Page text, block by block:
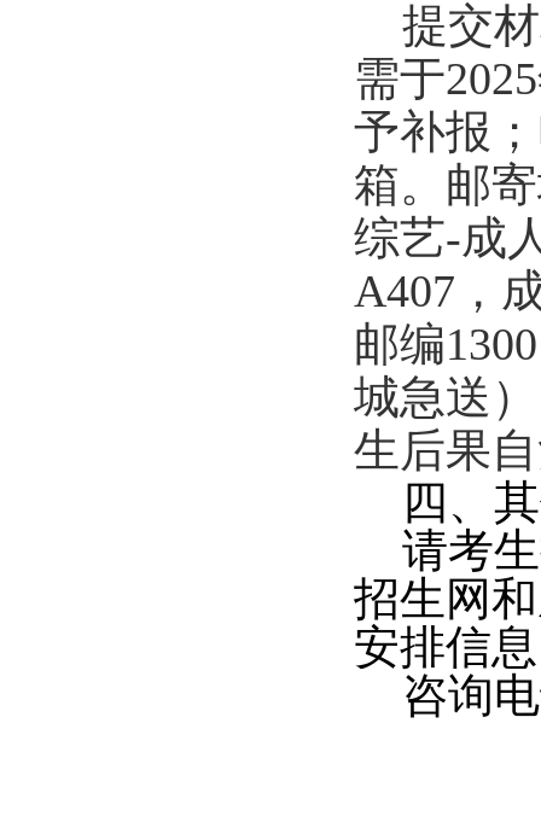
提交
需于2025
予补报
箱。邮
综艺-成
A407，
邮编
城急送
生后果
四、
请考
招生网
安排信
咨询